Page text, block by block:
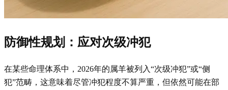
防御性规划：应对次级冲犯
在某些命理体系中，2026年的属羊被列入“次级冲犯”或“侧
犯”范畴，这意味着尽管冲犯程度不算严重，但依然可能在部